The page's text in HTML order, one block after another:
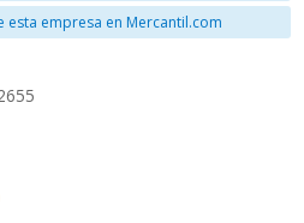
esta empresa en Mercantil.com